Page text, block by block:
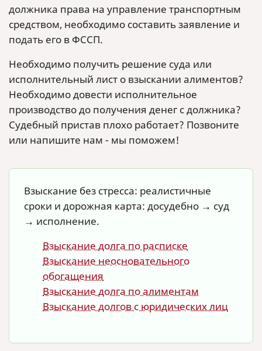
должника права на управление транспортным
средством, необходимо составить заявление и
подать его в ФССП.
Необходимо получить решение суда или
исполнительный лист о взыскании алиментов?
Необходимо довести исполнительное
производство до получения денег с должника?
Судебный пристав плохо работает? Позвоните
или напишите нам - мы поможем!
Взыскание без стресса: реалистичные
сроки и дорожная карта: досудебно → суд
→ исполнение.
Взыскание долга по расписке
Взыскание неосновательного
обогащения
Взыскание долга по алиментам
Взыскание долгов с юридических лиц